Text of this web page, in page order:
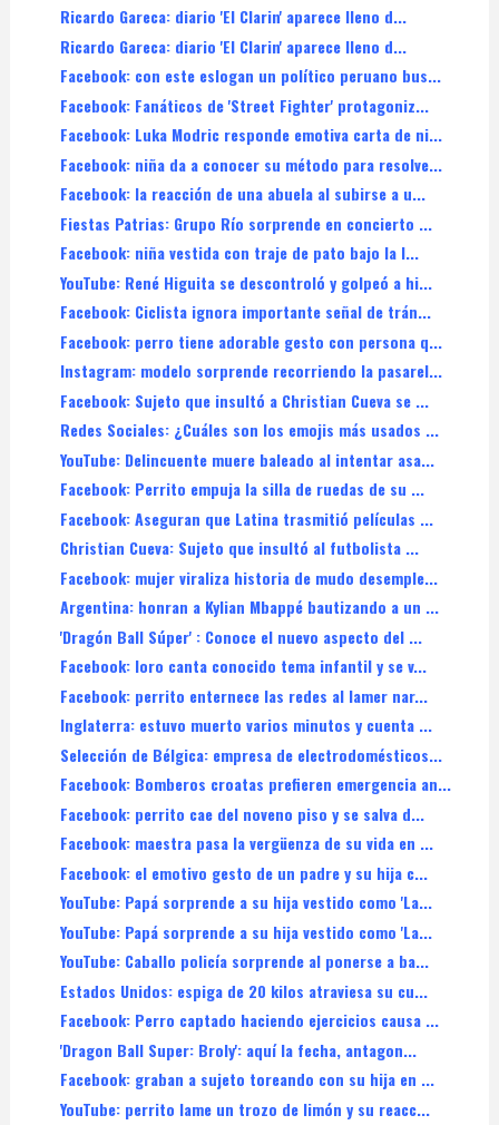
Ricardo Gareca: diario 'El Clarin' aparece lleno d...
Ricardo Gareca: diario 'El Clarin' aparece lleno d...
Facebook: con este eslogan un político peruano bus...
Facebook: Fanáticos de 'Street Fighter' protagoniz...
Facebook: Luka Modric responde emotiva carta de ni...
Facebook: niña da a conocer su método para resolve...
Facebook: la reacción de una abuela al subirse a u...
Fiestas Patrias: Grupo Río sorprende en concierto ...
Facebook: niña vestida con traje de pato bajo la l...
YouTube: René Higuita se descontroló y golpeó a hi...
Facebook: Ciclista ignora importante señal de trán...
Facebook: perro tiene adorable gesto con persona q...
Instagram: modelo sorprende recorriendo la pasarel...
Facebook: Sujeto que insultó a Christian Cueva se ...
Redes Sociales: ¿Cuáles son los emojis más usados ...
YouTube: Delincuente muere baleado al intentar asa...
Facebook: Perrito empuja la silla de ruedas de su ...
Facebook: Aseguran que Latina trasmitió películas ...
Christian Cueva: Sujeto que insultó al futbolista ...
Facebook: mujer viraliza historia de mudo desemple...
Argentina: honran a Kylian Mbappé bautizando a un ...
'Dragón Ball Súper' : Conoce el nuevo aspecto del ...
Facebook: loro canta conocido tema infantil y se v...
Facebook: perrito enternece las redes al lamer nar...
Inglaterra: estuvo muerto varios minutos y cuenta ...
Selección de Bélgica: empresa de electrodomésticos...
Facebook: Bomberos croatas prefieren emergencia an...
Facebook: perrito cae del noveno piso y se salva d...
Facebook: maestra pasa la vergüenza de su vida en ...
Facebook: el emotivo gesto de un padre y su hija c...
YouTube: Papá sorprende a su hija vestido como 'La...
YouTube: Papá sorprende a su hija vestido como 'La...
YouTube: Caballo policía sorprende al ponerse a ba...
Estados Unidos: espiga de 20 kilos atraviesa su cu...
Facebook: Perro captado haciendo ejercicios causa ...
'Dragon Ball Super: Broly': aquí la fecha, antagon...
Facebook: graban a sujeto toreando con su hija en ...
YouTube: perrito lame un trozo de limón y su reacc...